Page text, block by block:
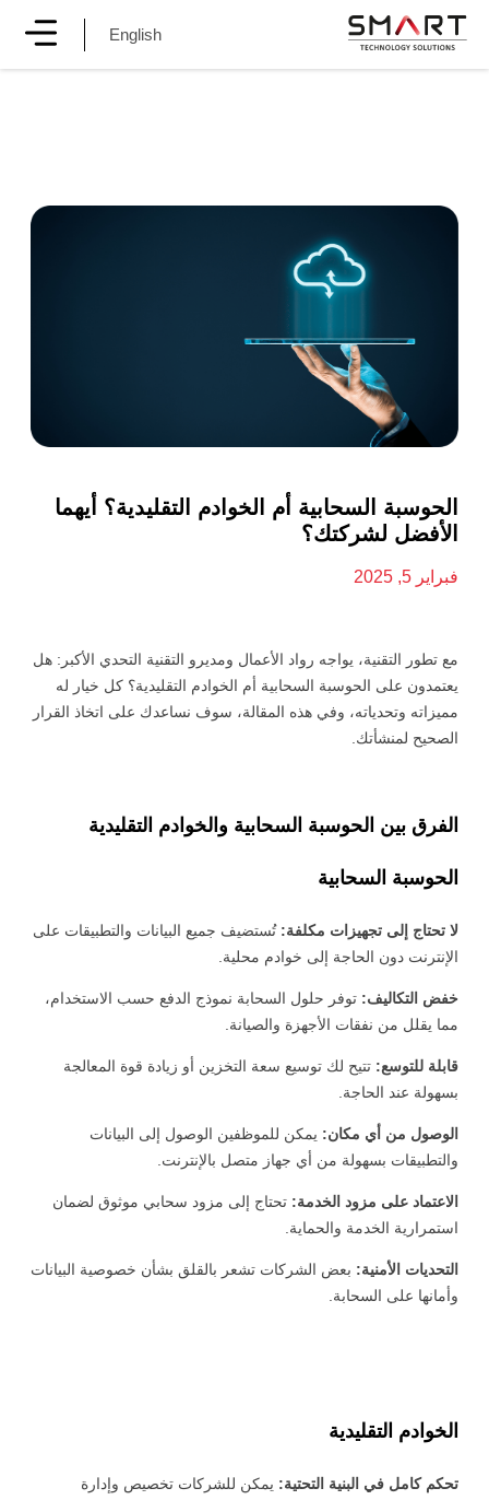
English
الحوسبة السحابية أم الخوادم التقليدية؟ أيهما
الأفضل لشركتك؟
فبراير 5, 2025
مع تطور التقنية، يواجه رواد الأعمال ومديرو التقنية التحدي الأكبر: هل
يعتمدون على الحوسبة السحابية أم الخوادم التقليدية؟ كل خيار له
مميزاته وتحدياته، وفي هذه المقالة، سوف نساعدك على اتخاذ القرار
الصحيح لمنشأتك.
الفرق بين الحوسبة السحابية والخوادم التقليدية
الحوسبة السحابية
لا تحتاج إلى تجهيزات مكلفة: تُستضيف جميع البيانات والتطبيقات على
الإنترنت دون الحاجة إلى خوادم محلية.
خفض التكاليف: توفر حلول السحابة نموذج الدفع حسب الاستخدام،
مما يقلل من نفقات الأجهزة والصيانة.
قابلة للتوسع: تتيح لك توسيع سعة التخزين أو زيادة قوة المعالجة
بسهولة عند الحاجة.
الوصول من أي مكان: يمكن للموظفين الوصول إلى البيانات
والتطبيقات بسهولة من أي جهاز متصل بالإنترنت.
الاعتماد على مزود الخدمة: تحتاج إلى مزود سحابي موثوق لضمان
استمرارية الخدمة والحماية.
التحديات الأمنية: بعض الشركات تشعر بالقلق بشأن خصوصية البيانات
وأمانها على السحابة.
الخوادم التقليدية
تحكم كامل في البنية التحتية: يمكن للشركات تخصيص وإدارة